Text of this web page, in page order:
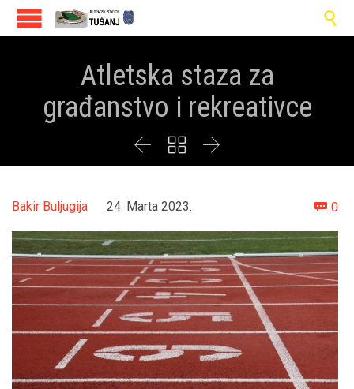

Atletska staza za
građanstvo i rekreativce
  
Bakir Buljugija 24. Marta 2023.  0